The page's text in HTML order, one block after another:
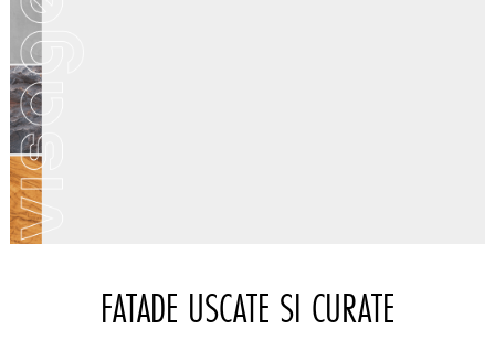
FATADE USCATE SI CURATE